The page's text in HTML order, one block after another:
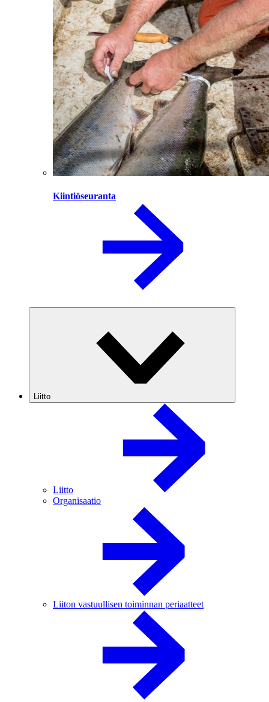
Kiintiöseuranta
Liitto
Liitto
Organisaatio
Liiton vastuullisen toiminnan periaatteet